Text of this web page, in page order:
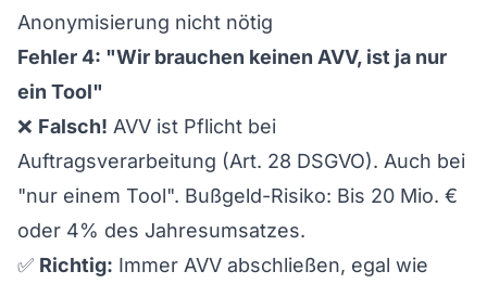
Anonymisierung nicht nötig
Fehler 4: "Wir brauchen keinen AVV, ist ja nur
ein Tool"
❌ Falsch! AVV ist Pflicht bei
Auftragsverarbeitung (Art. 28 DSGVO). Auch bei
"nur einem Tool". Bußgeld-Risiko: Bis 20 Mio. €
oder 4% des Jahresumsatzes.
✅ Richtig: Immer AVV abschließen, egal wie